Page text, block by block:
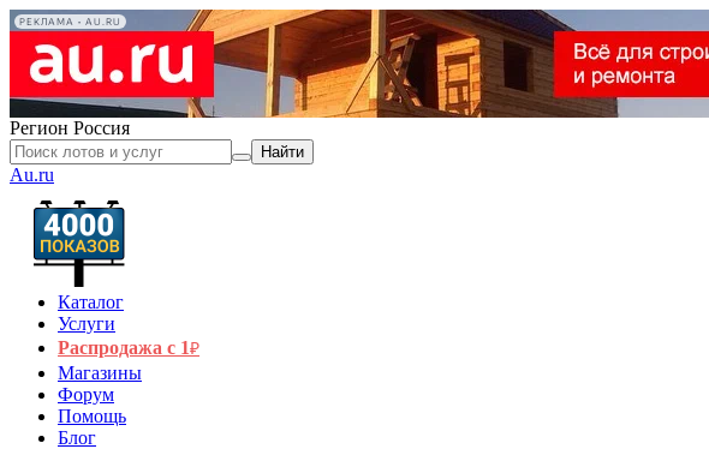
РЕКЛАМА • AU.RU
Регион Россия
Найти
Au.ru
Каталог
Услуги
Распродажа с 1₽
Магазины
Форум
Помощь
Блог